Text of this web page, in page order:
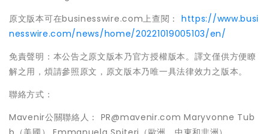
原文版本可在businesswire.com上查閱： https://www.busi
nesswire.com/news/home/20221019005103/en/
免責聲明：本公告之原文版本乃官方授權版本。譯文僅供方便瞭
解之用，煩請參照原文，原文版本乃唯一具法律效力之版本。
聯絡方式：
Mavenir公關聯絡人： PR@mavenir.com Maryvonne Tub